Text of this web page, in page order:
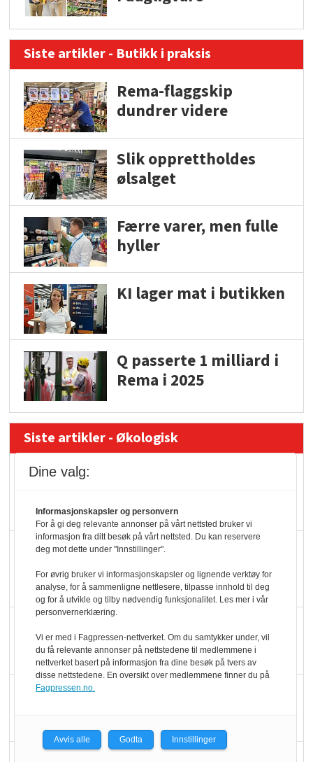
Siste artikler - Butikk i praksis
Rema-flaggskip
dundrer videre
Slik opprettholdes
ølsalget
Færre varer, men fulle
hyller
KI lager mat i butikken
Q passerte 1 milliard i
Rema i 2025
Siste artikler - Økologisk
melkemangel
Marit Kolby vant
Økologisk Norge sin
hederspris
Blir enklere å velge
økologisk i butikkhylla
Dine valg:
Informasjonskapsler og personvern
For å gi deg relevante annonser på vårt nettsted bruker vi
informasjon fra ditt besøk på vårt nettsted. Du kan reservere
deg mot dette under "Innstillinger".
For øvrig bruker vi informasjonskapsler og lignende verktøy for
analyse, for å sammenligne nettlesere, tilpasse innhold til deg
og for å utvikle og tilby nødvendig funksjonalitet. Les mer i vår
personvernerklæring.
Vi er med i Fagpressen-nettverket. Om du samtykker under, vil
du få relevante annonser på nettstedene til medlemmene i
nettverket basert på informasjon fra dine besøk på tvers av
disse nettstedene. En oversikt over medlemmene finner du på
Fagpressen.no.
Avvis alle Godta Innstillinger